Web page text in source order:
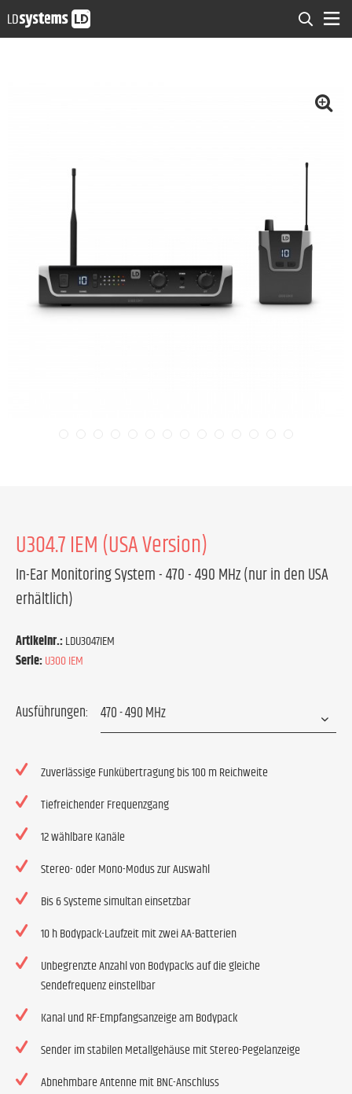
U304.7 IEM (USA Version)
In-Ear Monitoring System - 470 - 490 MHz (nur in den USA
erhältlich)
Artikelnr.:LDU3047IEM
Serie:U300 IEM
Ausführungen:
Zuverlässige Funkübertragung bis 100 m Reichweite
Tiefreichender Frequenzgang
12 wählbare Kanäle
Stereo- oder Mono-Modus zur Auswahl
Bis 6 Systeme simultan einsetzbar
10 h Bodypack-Laufzeit mit zwei AA-Batterien
Unbegrenzte Anzahl von Bodypacks auf die gleiche
Sendefrequenz einstellbar
Kanal und RF-Empfangsanzeige am Bodypack
Sender im stabilen Metallgehäuse mit Stereo-Pegelanzeige
Abnehmbare Antenne mit BNC-Anschluss